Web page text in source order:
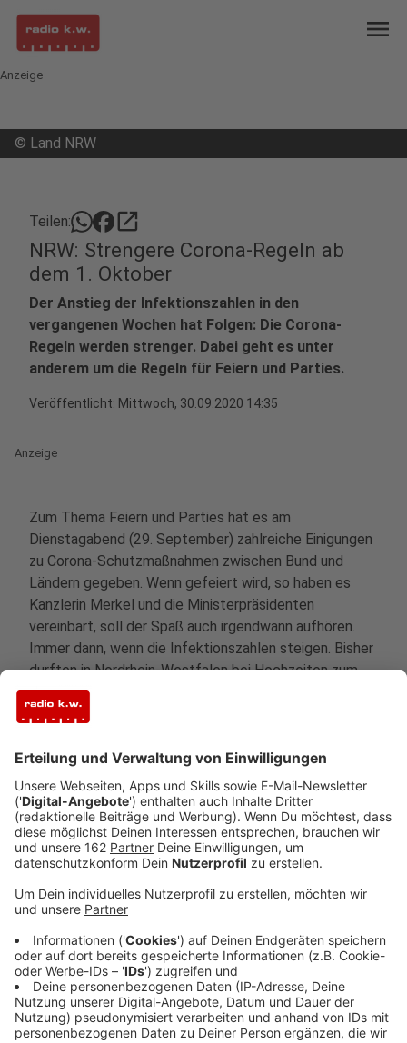
menu
Anzeige
© Land NRW
Teilen: open_in_new
NRW: Strengere Corona-Regeln ab
dem 1. Oktober
Der Anstieg der Infektionszahlen in den
vergangenen Wochen hat Folgen: Die Corona-
Regeln werden strenger. Dabei geht es unter
anderem um die Regeln für Feiern und Parties.
Veröffentlicht: Mittwoch, 30.09.2020 14:35
Anzeige
Zum Thema Feiern und Parties hat es am
Dienstagabend (29. September) zahlreiche Einigungen
zu Corona-Schutzmaßnahmen zwischen Bund und
Ländern gegeben. Wenn gefeiert wird, so haben es
Kanzlerin Merkel und die Ministerpräsidenten
vereinbart, soll der Spaß auch irgendwann aufhören.
Immer dann, wenn die Infektionszahlen steigen. Bisher
durften in Nordrhein-Westfalen bei Hochzeiten zum
Beispiel bis zu 150 Gäste zusammenkommen. Nun gilt
folgendes: Wer in einem Restaurant mit mehr als 50
Geburtstag, etc.) muss das mindestens drei Werktage
vorher beim Ordnungsamt anmelden. Für die Party
muss eine Gästeliste geführt werden. Außerdem muss
eine bestimmte Person angegeben werden, die für die
gesamte Veranstaltung die Verantwortung trägt.
Grundsätzlich dürfen an solchen Feiern aber weiterhin
bis zu 150 Personen teilnehmen
Im privaten Bereich gibt es bisweilen keine offizielle
Beschränkung. Dafür aber eine eindringliche
Empfehlung, sich auf maximal 25 - schlimmstenfalls